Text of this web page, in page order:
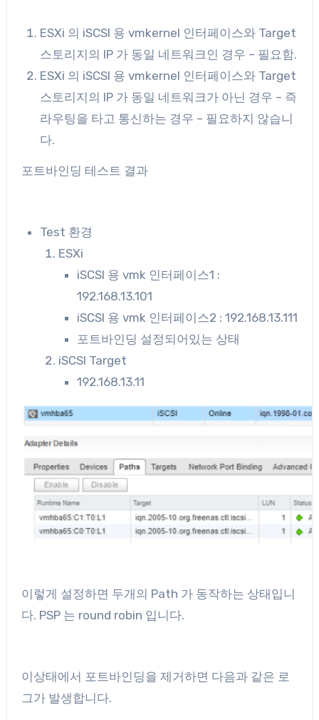
ESXi 의 iSCSI 용 vmkernel 인터페이스와 Target
스토리지의 IP 가 동일 네트워크인 경우 – 필요함.
ESXi 의 iSCSI 용 vmkernel 인터페이스와 Target
스토리지의 IP 가 동일 네트워크가 아닌 경우 – 즉
라우팅을 타고 통신하는 경우 – 필요하지 않습니
다.
포트바인딩 테스트 결과
Test 환경
ESXi
iSCSI 용 vmk 인터페이스1 :
192.168.13.101
iSCSI 용 vmk 인터페이스2 : 192.168.13.111
포트바인딩 설정되어있는 상태
iSCSI Target
192.168.13.11
이렇게 설정하면 두개의 Path 가 동작하는 상태입니
다. PSP 는 round robin 입니다.
이상태에서 포트바인딩을 제거하면 다음과 같은 로
그가 발생합니다.